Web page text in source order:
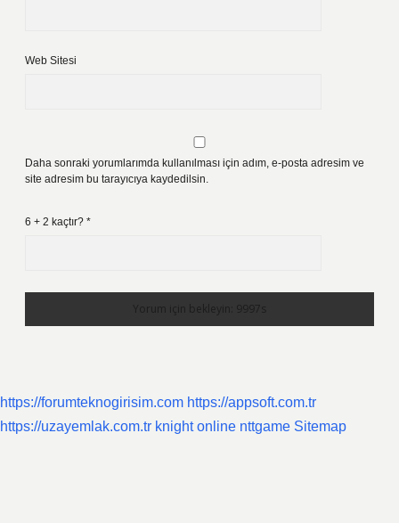
Web Sitesi
Daha sonraki yorumlarımda kullanılması için adım, e-posta adresim ve
site adresim bu tarayıcıya kaydedilsin.
6 + 2 kaçtır? *
https://forumteknogirisim.com https://appsoft.com.tr
https://uzayemlak.com.tr knight online nttgame Sitemap